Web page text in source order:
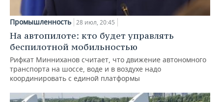
Промышленность 28 июл, 20:45
На автопилоте: кто будет управлять
беспилотной мобильностью
Рифкат Минниханов считает, что движение автономного
транспорта на шоссе, воде и в воздухе надо
координировать с единой платформы